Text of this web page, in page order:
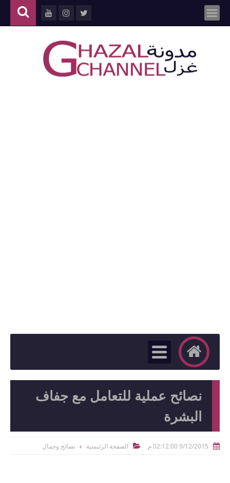
نصائح عملية للتعامل مع جفاف
البشرة
 9/12/2015 02:12:00 م  الصفحة الرئيسية نصائح وجمال